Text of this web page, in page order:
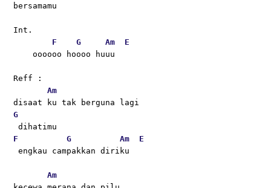
bersamamu
Int.
F
G Am
E
    oooooo hoooo huuu
Reff :
Am
disaat ku tak berguna lagi
G
dihatimu
F
G Am
E
engkau campakkan diriku
Am